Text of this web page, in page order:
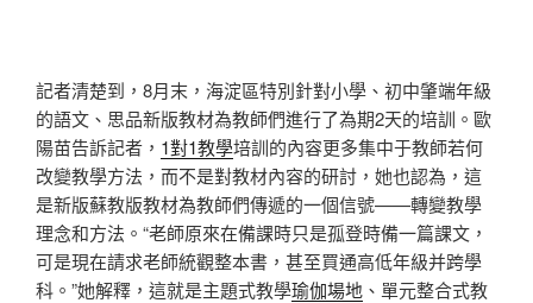
記者清楚到，8月末，海淀區特別針對小學、初中肇端年級
的語文、思品新版教材為教師們進行了為期2天的培訓。歐
陽苗告訴記者， 1對1教學培訓的內容更多集中于教師若何
改變教學方法，而不是對教材內容的研討，她也認為，這
是新版蘇教版教材為教師們傳遞的一個信號——轉變教學
理念和方法。“老師原來在備課時只是孤登時備一篇課文，
可是現在請求老師統觀整本書，甚至買通高低年級并跨學
科。”她解釋，這就是主題式教學瑜伽場地 、單元整合式教